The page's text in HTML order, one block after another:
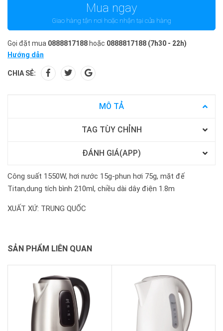
Mua ngay
Giao hàng tận nơi hoặc nhận tại cửa hàng
Gọi đặt mua 0888817188 hoặc 0888817188 (7h30 - 22h)
Hướng dẫn
CHIA SẺ:
MÔ TẢ
TAG TÙY CHỈNH
ĐÁNH GIÁ(APP)
Công suất 1550W, hơi nước 15g-phun hơi 75g, mặt đế
Titan,dung tích bình 210ml, chiều dài dây điện 1.8m
XUẤT XỨ: TRUNG QUỐC
SẢN PHẨM LIÊN QUAN